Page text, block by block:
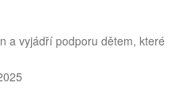
a vyjádří podporu dětem, které